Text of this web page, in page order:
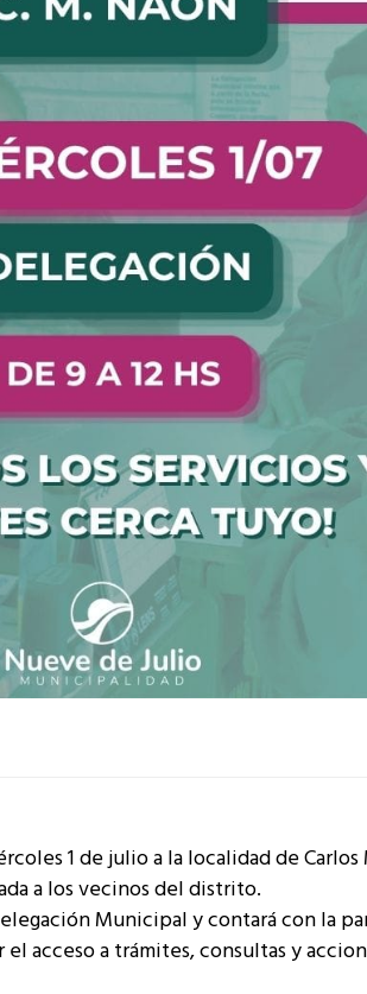
1 de julio a la localidad de
a los vecinos del distrito.
Municipal y contará con la
acceso a trámites, consultas y